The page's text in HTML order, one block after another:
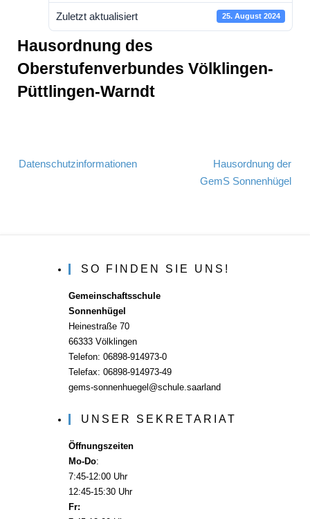
Zuletzt aktualisiert 25. August 2024
Hausordnung des
Oberstufenverbundes Völklingen-
Püttlingen-Warndt
Beitragsnavigation
Datenschutzinformationen
Hausordnung der
GemS Sonnenhügel
SO FINDEN SIE UNS!
Gemeinschaftsschule
Sonnenhügel
Heinestraße 70
66333 Völklingen
Telefon: 06898-914973-0
Telefax: 06898-914973-49
gems-sonnenhuegel@schule.saarland
UNSER SEKRETARIAT
Öffnungszeiten
Mo-Do:
7:45-12:00 Uhr
12:45-15:30 Uhr
Fr: